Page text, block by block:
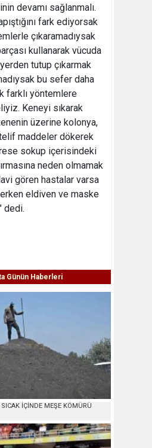
devamı sağlanmalı.
fark ediyorsak
çıkaramadıysak
kullanarak vücuda
yerden tutup çıkarmak
bu sefer daha
farklı yöntemlere
Keneyi sıkarak
üzerine kolonya,
maddeler dökerek
sokup içerisindeki
neden olmamak
gören hastalar varsa
eldiven ve maske
dedi.
Günün Haberleri
İÇİNDE MEŞE KÖMÜRÜ